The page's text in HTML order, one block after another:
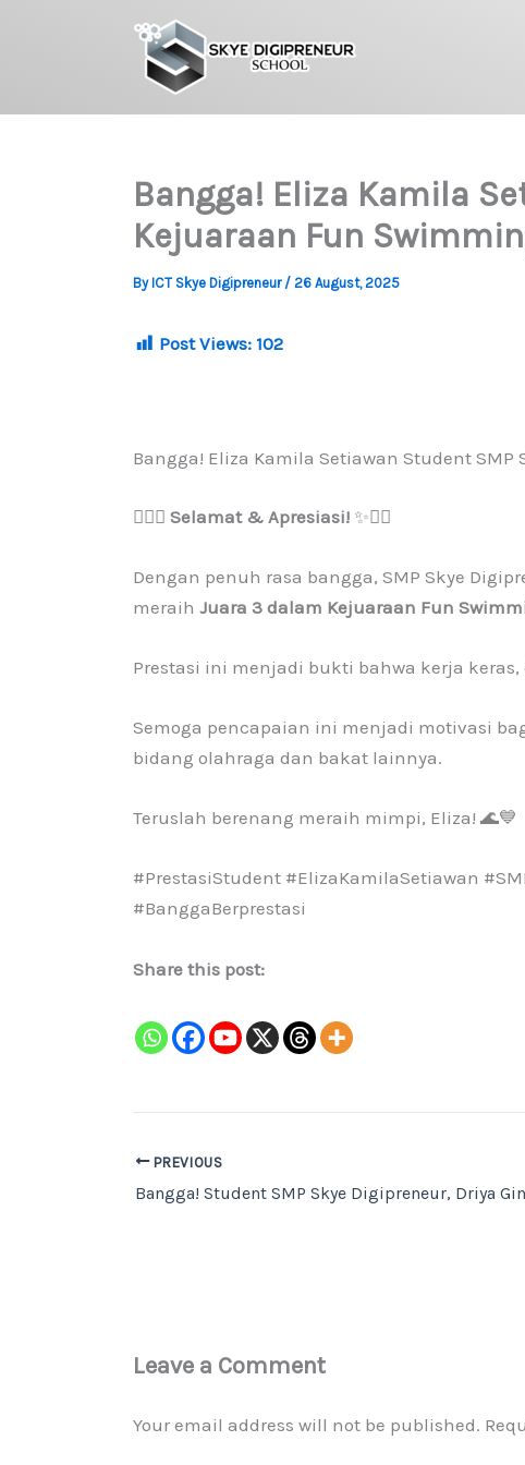
Bangga! Eliza Kamila
Kejuaraan Fun
By ICT Skye Digipreneur / 26 August, 2025
Post Views: 102
Bangga! Eliza Kamila Setiawan Student SMP
🏊‍♀️✨ Selamat & Apresiasi! ✨🏊‍♀️
Dengan penuh rasa bangga, SMP Skye
meraih Juara 3 dalam Kejuaraan Fun
Prestasi ini menjadi bukti bahwa kerja
Semoga pencapaian ini menjadi motivasi
bidang olahraga dan bakat lainnya.
Teruslah berenang meraih mimpi, Eliza! 🌊💙
#PrestasiStudent #ElizaKamilaSetiawan
#BanggaBerprestasi
Share this post:
PREVIOUS
Leave a Comment
Your email address will not be published.